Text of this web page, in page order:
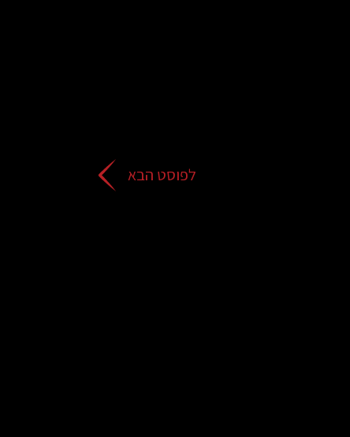
לפוסט הבא